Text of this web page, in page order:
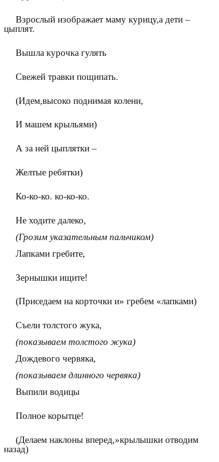
Взрослый изображает маму курицу,а дети –
цыплят.
Вышла курочка гулять
Свежей травки пощипать.
(Идем,высоко поднимая колени,
И машем крыльями)
А за ней цыплятки –
Желтые ребятки)
Ко-ко-ко. ко-ко-ко.
Не ходите далеко,
(Грозим указательным пальчиком)
Лапками гребите,
Зернышки ищите!
(Приседаем на корточки и» гребем «лапками)
Съели толстого жука,
(показываем толстого жука)
Дождевого червяка,
(показываем длинного червяка)
Выпили водицы
Полное корытце!
(Делаем наклоны вперед,»крылышки отводим
назад)